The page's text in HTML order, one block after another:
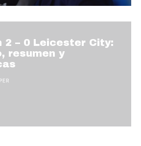
2 – 0 Leicester City:
resumen y